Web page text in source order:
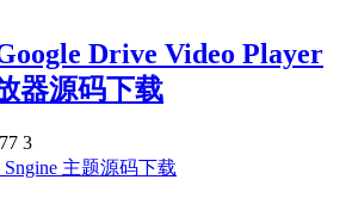
Drive Video Player
器源码下载
77 3